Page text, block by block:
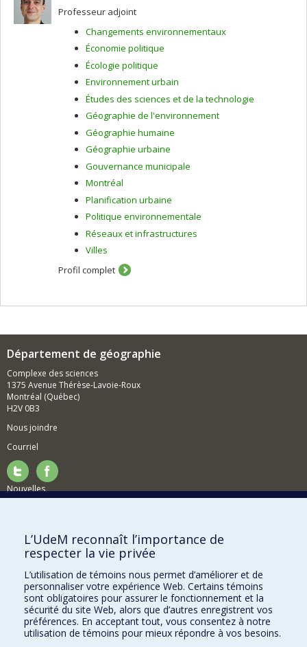
Professeur adjoint
Changements environnementaux
Économie politique
Écologie politique
Environnement urbain
Études des sciences et de la technologie
Géographie de l'environnement
Géographie humaine
Géographie urbaine
Gouvernance municipale
Montréal
Planification urbaine
Politique environnementale
Réseaux et infrastructures
Villes
Profil complet
Département de géographie
Complexe des sciences
1375 Avenue Thérèse-Lavoie-Roux
Montréal (Québec)
H2V 0B3
Nous joindre
Courriel
Nouvelles
Comment soutenir le Département?
BESOIN D'AIDE?
Plan du site
Signaler une erreur
Accessibilité
FACULTÉ DES ARTS ET DES SCIENCES
L’UdeM reconnaît l’importance de
respecter la vie privée
L’utilisation de témoins nous permet d’améliorer et de
personnaliser votre expérience Web. Certains témoins
sont obligatoires pour assurer le fonctionnement et la
sécurité du site Web, alors que d’autres enregistrent vos
préférences. En acceptant tout, vous consentez à notre
utilisation de témoins pour mieux répondre à vos besoins.